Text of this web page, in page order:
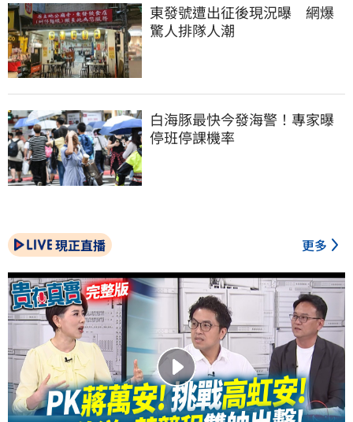
東發號遭出征後現況曝　網爆
驚人排隊人潮
白海豚最快今發海警！專家曝
停班停課機率
現正直播 更多